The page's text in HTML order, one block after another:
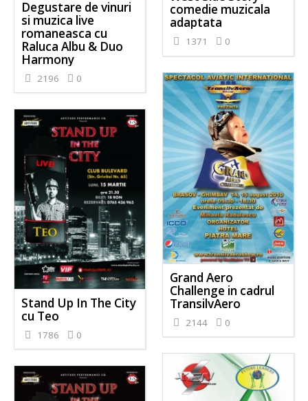
comedie muzicala
adaptata
1371 0
Degustare de vinuri
si muzica live
romaneasca cu
Raluca Albu & Duo
Harmony
2196 0
Grand Aero
Challenge in cadrul
TransilvAero
2144 0
Stand Up In The City
cu Teo
1786 0